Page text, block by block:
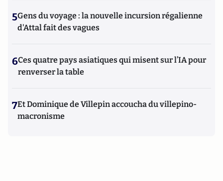
5Gens du voyage : la nouvelle incursion régalienne
d'Attal fait des vagues
6Ces quatre pays asiatiques qui misent sur l’IA pour
renverser la table
7Et Dominique de Villepin accoucha du villepino-
macronisme